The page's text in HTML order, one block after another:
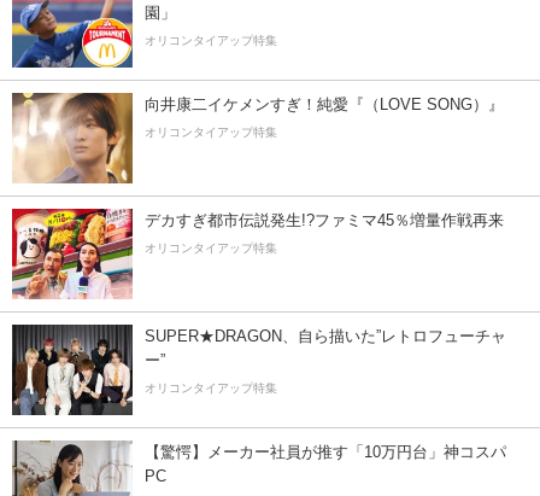
園」
オリコンタイアップ特集
向井康二イケメンすぎ！純愛『（LOVE SONG）』
オリコンタイアップ特集
デカすぎ都市伝説発生!?ファミマ45％増量作戦再来
オリコンタイアップ特集
SUPER★DRAGON、自ら描いた”レトロフューチャ
ー”
オリコンタイアップ特集
【驚愕】メーカー社員が推す「10万円台」神コスパ
PC